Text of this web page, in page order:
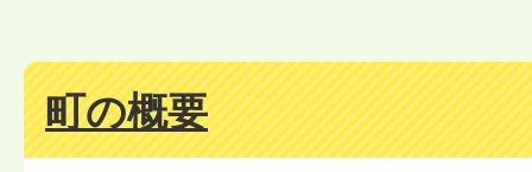
町の概要